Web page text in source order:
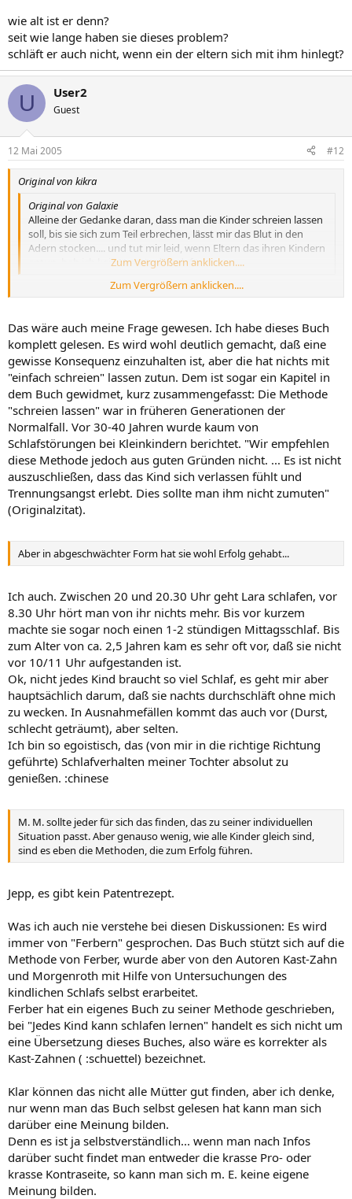
wie alt ist er denn?
seit wie lange haben sie dieses problem?
schläft er auch nicht, wenn ein der eltern sich mit ihm hinlegt?
U User2
Guest
12 Mai 2005 #12
Original von kikra
Original von Galaxie
Alleine der Gedanke daran, dass man die Kinder schreien lassen
soll, bis sie sich zum Teil erbrechen, lässt mir das Blut in den
Adern stocken.... und tut mir leid, wenn Eltern das ihren Kindern
antun, hab ich kein Verständnis dafür.
Zum Vergrößern anklicken....
@Galaxie: Das kann es wohl tatsächlich nicht sein, aber steht
soll?????? :hae?
Zum Vergrößern anklicken....
Das wäre auch meine Frage gewesen. Ich habe dieses Buch
komplett gelesen. Es wird wohl deutlich gemacht, daß eine
gewisse Konsequenz einzuhalten ist, aber die hat nichts mit
"einfach schreien" lassen zutun. Dem ist sogar ein Kapitel in
dem Buch gewidmet, kurz zusammengefasst: Die Methode
"schreien lassen" war in früheren Generationen der
Normalfall. Vor 30-40 Jahren wurde kaum von
Schlafstörungen bei Kleinkindern berichtet. "Wir empfehlen
diese Methode jedoch aus guten Gründen nicht. ... Es ist nicht
auszuschließen, dass das Kind sich verlassen fühlt und
Trennungsangst erlebt. Dies sollte man ihm nicht zumuten"
(Originalzitat).
Aber in abgeschwächter Form hat sie wohl Erfolg gehabt...
Ich auch. Zwischen 20 und 20.30 Uhr geht Lara schlafen, vor
8.30 Uhr hört man von ihr nichts mehr. Bis vor kurzem
machte sie sogar noch einen 1-2 stündigen Mittagsschlaf. Bis
zum Alter von ca. 2,5 Jahren kam es sehr oft vor, daß sie nicht
vor 10/11 Uhr aufgestanden ist.
Ok, nicht jedes Kind braucht so viel Schlaf, es geht mir aber
hauptsächlich darum, daß sie nachts durchschläft ohne mich
zu wecken. In Ausnahmefällen kommt das auch vor (Durst,
schlecht geträumt), aber selten.
Ich bin so egoistisch, das (von mir in die richtige Richtung
geführte) Schlafverhalten meiner Tochter absolut zu
genießen. :chinese
M. M. sollte jeder für sich das finden, das zu seiner individuellen
Situation passt. Aber genauso wenig, wie alle Kinder gleich sind,
sind es eben die Methoden, die zum Erfolg führen.
Jepp, es gibt kein Patentrezept.
Was ich auch nie verstehe bei diesen Diskussionen: Es wird
immer von "Ferbern" gesprochen. Das Buch stützt sich auf die
Methode von Ferber, wurde aber von den Autoren Kast-Zahn
und Morgenroth mit Hilfe von Untersuchungen des
kindlichen Schlafs selbst erarbeitet.
Ferber hat ein eigenes Buch zu seiner Methode geschrieben,
bei "Jedes Kind kann schlafen lernen" handelt es sich nicht um
eine Übersetzung dieses Buches, also wäre es korrekter als
Kast-Zahnen ( :schuettel) bezeichnet.
Klar können das nicht alle Mütter gut finden, aber ich denke,
nur wenn man das Buch selbst gelesen hat kann man sich
darüber eine Meinung bilden.
Denn es ist ja selbstverständlich... wenn man nach Infos
darüber sucht findet man entweder die krasse Pro- oder
krasse Kontraseite, so kann man sich m. E. keine eigene
Meinung bilden.